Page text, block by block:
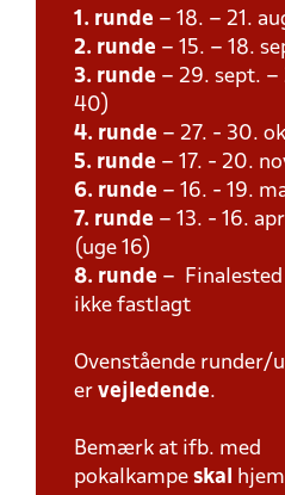
1. runde – 18. – 21.
2. runde – 15. – 18.
3. runde – 29. sept. –
40)
4. runde – 27. - 30.
5. runde – 17. - 20.
6. runde – 16. - 19.
7. runde – 13. - 16.
(uge 16)
8. runde – Finalested
ikke fastlagt
Ovenstående runder/
er vejledende.
Bemærk at ifb. med
pokalkampe skal